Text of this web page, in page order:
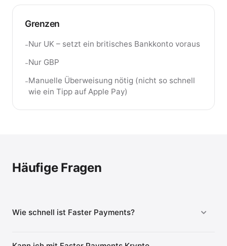
Grenzen
-Nur UK – setzt ein britisches Bankkonto voraus
-Nur GBP
-Manuelle Überweisung nötig (nicht so schnell
wie ein Tipp auf Apple Pay)
Häufige Fragen
Wie schnell ist Faster Payments?